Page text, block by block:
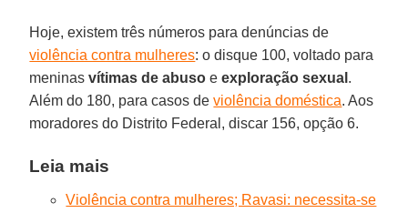
Hoje, existem três números para denúncias de
violência contra mulheres: o disque 100, voltado para
meninasvítimas de abuso eexploração sexual .
Além do 180, para casos deviolência doméstica. Aos
moradores do Distrito Federal, discar 156, opção 6.
Leia mais
Violência contra mulheres; Ravasi: necessita-se